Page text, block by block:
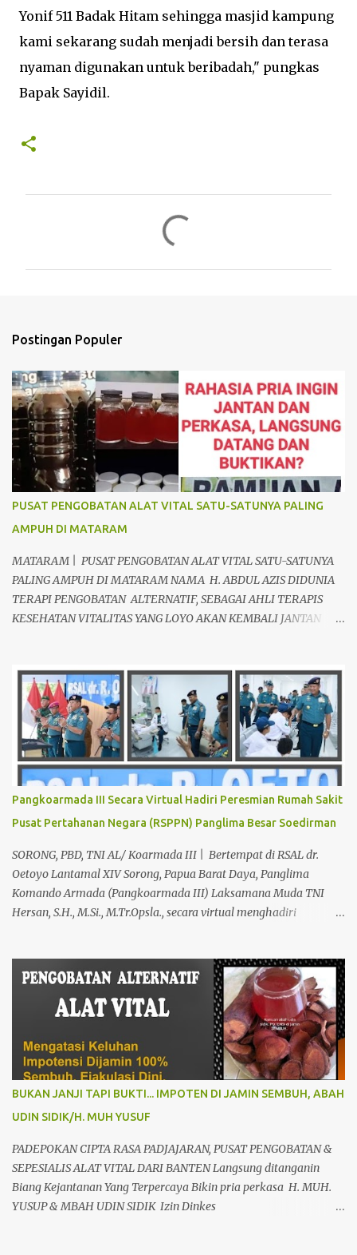
Yonif 511 Badak Hitam sehingga masjid kampung
kami sekarang sudah menjadi bersih dan terasa
nyaman digunakan untuk beribadah," pungkas
Bapak Sayidil.
r
Postingan Populer
PUSAT PENGOBATAN ALAT VITAL SATU-SATUNYA PALING
AMPUH DI MATARAM
MATARAM | PUSAT PENGOBATAN ALAT VITAL SATU-SATUNYA
PALING AMPUH DI MATARAM NAMA H. ABDUL AZIS DIDUNIA
TERAPI PENGOBATAN ALTERNATIF, SEBAGAI AHLI TERAPIS
KESEHATAN VITALITAS YANG LOYO AKAN KEMBALI JANTAN
Prakteknya Yang sudah menyebar diseluruh daerah di Indonesia
Sangat Dibutuhkan di Mata Warga Membuat Pengobatan
Keperkasaan Pria, H. Abdul Azis sangat direkomendasikan. ANDA
INGIN MENCARI PENGOBATAN KEPERKASAAN Paling Ampuh Di
Kota Terdekat Di Mataram,? Kami Solusinya Jituh Ampuh , Tepat
Serta Dengan Waktu Yang Cepat Untuk Menyembuhkan Berbagai
keluhan Alat Vital Yang Anda Derita Atau Kurang Percaya Diri.
Pilih Salah Satu Keahlian Nya Sebab Pengobatan TRADISIONAL
Kami Memberikan Solusi Untuk Keharmonisan Rumah Tangga
Yang Benar-benar Manjur Khasiatnya, Dan Bertanggung Jawab
Serta Bergaransi.? Kali ini, H. Abdul Azis Hadir Di Pro...
Pangkoarmada III Secara Virtual Hadiri Peresmian Rumah Sakit
Pusat Pertahanan Negara (RSPPN) Panglima Besar Soedirman
SORONG, PBD, TNI AL/ Koarmada III | Bertempat di RSAL dr.
Oetoyo Lantamal XIV Sorong, Papua Barat Daya, Panglima
Komando Armada (Pangkoarmada III) Laksamana Muda TNI
Hersan, S.H., M.Si., M.Tr.Opsla., secara virtual menghadiri
tersebar di seluruh Indonesia, oleh Presiden Republik Indonesia Ir.
H. Jokowi Widodo yang didampingi Menteri Pertahanan RI
Prabowo Subianto, adapun peresmian tersebut diselenggarakan di
RSPPN, Jl. RC. Veteran Raya No.178, Bintaro, Kec. Pesanggrahan,
Kota Jakarta Selatan. Senin (19/02/24). Presiden Republik
Indonesia sangat menghargai dan mengapresiasi pembangunan
Rumah Sakit Pusat Pertahanan Negara Panglima Besar Sudirman
dan 25 Rumah Sakit TNI termasuk RSAL dr. Oetoyo Lantamal XIV
Sorong, yang diinisiasi oleh Kementerian Pertahanan, dan
mengharapkan dengan fasilitas dan peralatan yang sangat
modern, RSPPN Panglima Sudirman dapat menjadi rujukan bagi
Kem...
BUKAN JANJI TAPI BUKTI... IMPOTEN DI JAMIN SEMBUH, ABAH
UDIN SIDIK/H. MUH YUSUF
PADEPOKAN CIPTA RASA PADJAJARAN, PUSAT PENGOBATAN &
SEPESIALIS ALAT VITAL DARI BANTEN Langsung ditanganin
Biang Kejantanan Yang Terpercaya Bikin pria perkasa H. MUH.
YUSUP & MBAH UDIN SIDIK Izin Dinkes